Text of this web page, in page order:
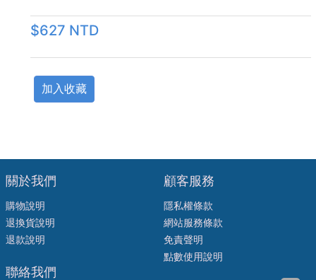
$627 NTD
加入收藏
關於我們
購物說明
退換貨說明
退款說明
顧客服務
隱私權條款
網站服務條款
免責聲明
點數使用說明
聯絡我們